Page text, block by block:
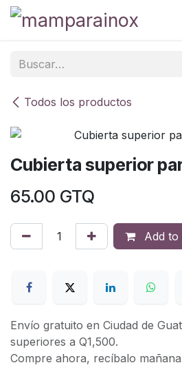
Ir al contenido
Todos los productos
Cubierta superior
65.00 GTQ
Add to
Envío gratuito en Ciudad de
superiores a Q1,500.
Compre ahora, recíbalo